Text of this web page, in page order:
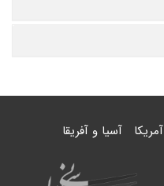
آمریکا آسیا و آفریقا